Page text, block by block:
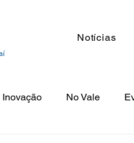
Notícias
Inovação No Vale